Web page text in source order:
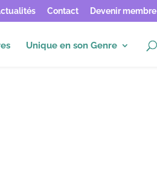
Contact Devenir membre
Unique en son Genre